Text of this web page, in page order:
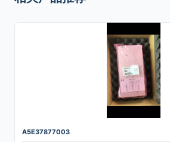
A5E37877003